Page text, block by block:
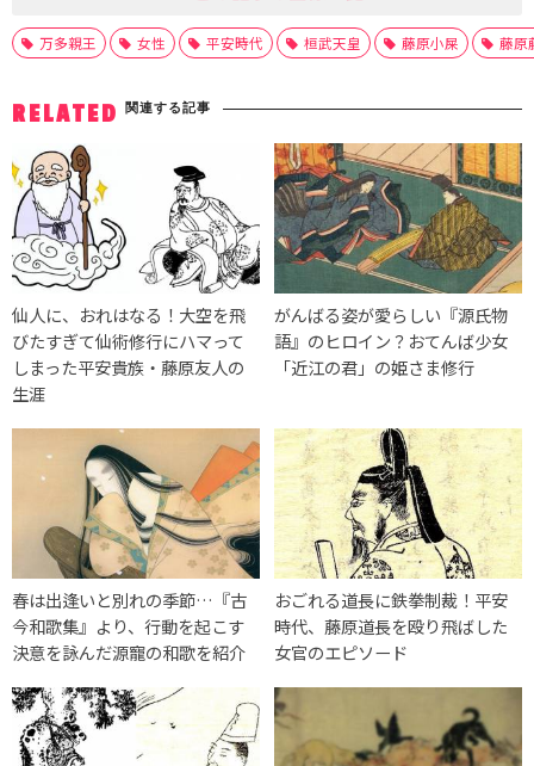
万多親王 女性 平安時代 桓武天皇 藤原小屎 藤原
RELATED 関連する記事
仙人に、おれはなる！大空を飛
びたすぎて仙術修行にハマって
しまった平安貴族・藤原友人の
生涯
がんばる姿が愛らしい『源氏物
語』のヒロイン？おてんば少女
「近江の君」の姫さま修行
春は出逢いと別れの季節…『古
今和歌集』より、行動を起こす
決意を詠んだ源寵の和歌を紹介
おごれる道長に鉄拳制裁！平安
時代、藤原道長を殴り飛ばした
女官のエピソード